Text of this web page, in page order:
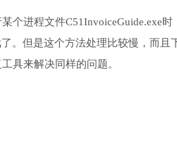
个进程文件C51InvoiceGuide.exe时
。但是这个方法处理比较慢，而且
具来解决同样的问题。